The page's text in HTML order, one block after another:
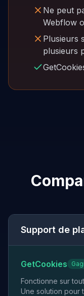
Ne peut
Webflow
Plusieurs
plusieurs
Support de
GetCookies
Fonctionne sur
Une solution pour